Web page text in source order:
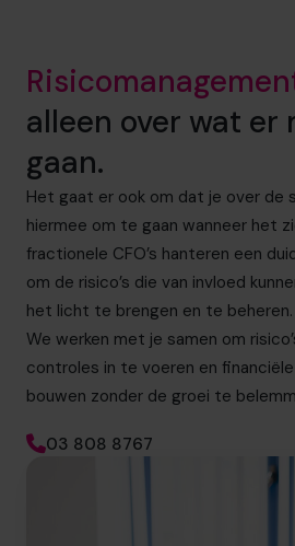
alleen over wat er
gaan.
Het gaat er ook om dat je over de
hiermee om te gaan wanneer het
fractionele CFO’s hanteren een
om de risico’s die van invloed
het licht te brengen en te beheren.
We werken met je samen om
controles in te voeren en
bouwen zonder de groei te
03 808 8767